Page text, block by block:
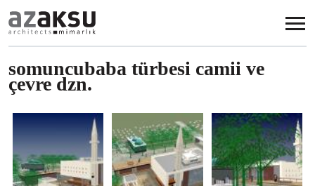
somuncubaba türbesi camii ve
çevre dzn.